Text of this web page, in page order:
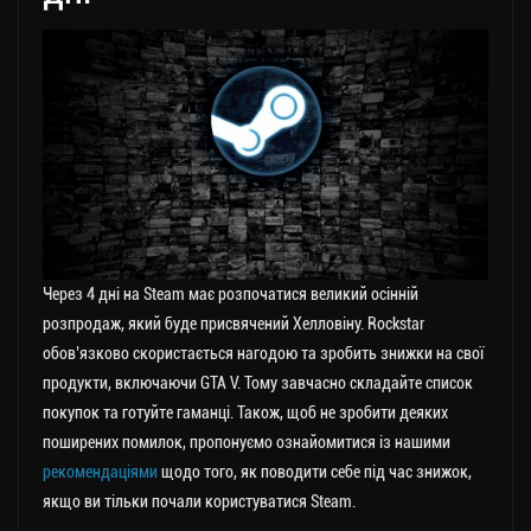
Через 4 дні на Steam має розпочатися великий осінній
розпродаж, який буде присвячений Хелловіну. Rockstar
обов’язково скористається нагодою та зробить знижки на свої
продукти, включаючи GTA V. Тому завчасно складайте список
покупок та готуйте гаманці. Також, щоб не зробити деяких
поширених помилок, пропонуємо ознайомитися із нашими
рекомендаціями щодо того, як поводити себе під час знижок,
якщо ви тільки почали користуватися Steam.